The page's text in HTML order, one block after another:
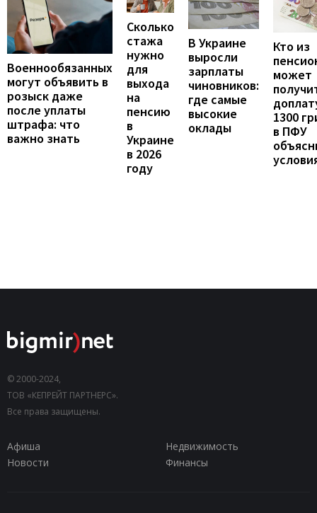
Военнообязанных
могут объявить в
розыск даже
после уплаты
штрафа: что
важно знать
Сколько
стажа
нужно
для
выхода
на
пенсию
в
Украине
в 2026
году
В Украине
выросли
зарплаты
чиновников:
где самые
высокие
оклады
Кто из
может
1300
в ПФУ
© 2000-2024,
ТОВ «КЕПРЕЙТ ПАРТНЕРС».
Все права защищены.
Афиша
Недвижимость
Новости
Финансы